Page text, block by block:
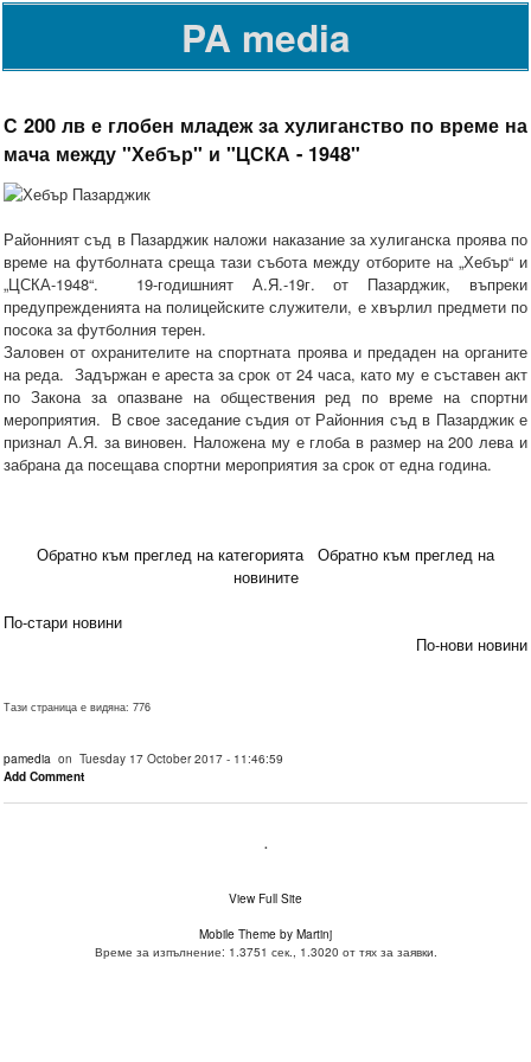
PA media
С 200 лв е глобен младеж за хулиганство по време на
мача между "Хебър" и "ЦСКА - 1948"
Районният съд в Пазарджик наложи наказание за хулиганска проява по
време на футболната среща тази събота между отборите на „Хебър“ и
„ЦСКА-1948“. 19-годишният А.Я.-19г. от Пазарджик, въпреки
предупрежденията на полицейските служители, е хвърлил предмети по
посока за футболния терен.
Заловен от охранителите на спортната проява и предаден на органите
на реда. Задържан е ареста за срок от 24 часа, като му е съставен акт
по Закона за опазване на обществения ред по време на спортни
мероприятия. В свое заседание съдия от Районния съд в Пазарджик е
признал А.Я. за виновен. Наложена му е глоба в размер на 200 лева и
забрана да посещава спортни мероприятия за срок от една година.
Обратно към преглед на категорията
Обратно към преглед на
новините
По-стари новини
По-нови новини
Тази страница е видяна: 776
pamedia on Tuesday 17 October 2017 - 11:46:59
Add Comment
.
View Full Site
Mobile Theme by Martinj
Време за изпълнение: 1.3751 сек., 1.3020 от тях за заявки.